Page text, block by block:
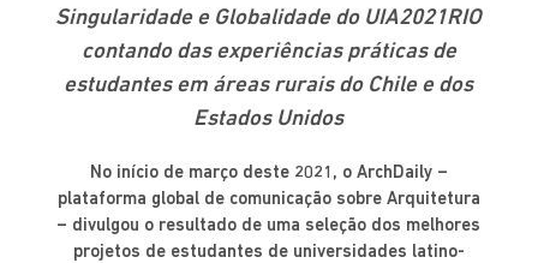
Singularidade e Globalidade do UIA2021RIO
contando das experiências práticas de
estudantes em áreas rurais do Chile e dos
Estados Unidos
No início de março deste 2021, o ArchDaily –
plataforma global de comunicação sobre Arquitetura
– divulgou o resultado de uma seleção dos melhores
projetos de estudantes de universidades latino-